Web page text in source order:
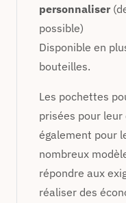
personnaliser
possible)
Disponible en
bouteilles.
Les pochettes
prisées pour
également pour
nombreux
répondre aux
réaliser des